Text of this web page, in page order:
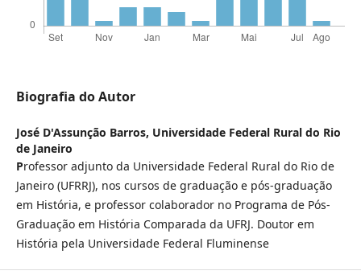
Biografia do Autor
José D'Assunção Barros, Universidade Federal Rural do Rio
de Janeiro
Professor adjunto da Universidade Federal Rural do Rio de
Janeiro (UFRRJ), nos cursos de graduação e pós-graduação
em História, e professor colaborador no Programa de Pós-
Graduação em História Comparada da UFRJ. Doutor em
História pela Universidade Federal Fluminense